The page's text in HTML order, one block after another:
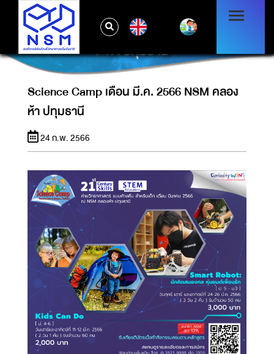
SCIENCE CAMP เดือน มี.ค. 2566 NSM คลอง
ห้า ปทุมธานี
Science Camp เดือน มี.ค. 2566 NSM คลอง
ห้า ปทุมธานี
24 ก.พ. 2566